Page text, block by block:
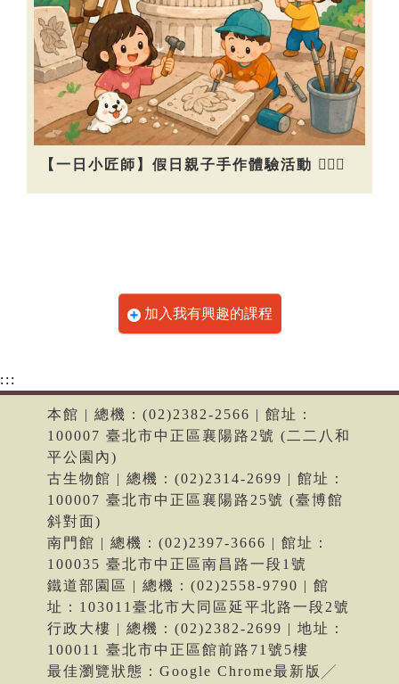
【一日小匠師】假日親子手作體驗活動 👷🏻‍♀️
加入我有興趣的課程
:::
本館 | 總機：(02)2382-2566 | 館址：
100007 臺北市中正區襄陽路2號 (二二八和
平公園內)
古生物館 | 總機：(02)2314-2699 | 館址：
100007 臺北市中正區襄陽路25號 (臺博館
斜對面)
南門館 | 總機：(02)2397-3666 | 館址：
100035 臺北市中正區南昌路一段1號
鐵道部園區 | 總機：(02)2558-9790 | 館
址：103011臺北市大同區延平北路一段2號
行政大樓 | 總機：(02)2382-2699 | 地址：
100011 臺北市中正區館前路71號5樓
最佳瀏覽狀態：Google Chrome最新版╱